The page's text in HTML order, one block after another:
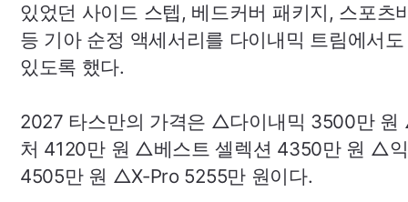
있었던 사이드 스텝, 베드커버 패키지, 스포츠
등 기아 순정 액세서리를 다이내믹 트림에서
있도록 했다.
2027 타스만의 가격은 △다이내믹 3500만
처 4120만 원 △베스트 셀렉션 4350만 원 △
4505만 원 △X-Pro5255만 원이다.